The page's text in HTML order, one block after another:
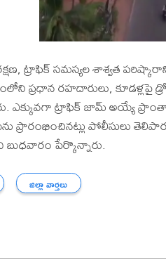
ట్రాఫిక్ సమస్యల శాశ్వత
ప్రధాన రహదారులు,
ఎక్కువగా ట్రాఫిక్ జామ్ అయ్యే
ప్రారంభించినట్లు
పేర్కొన్నారు.
జిల్లా వార్తలు